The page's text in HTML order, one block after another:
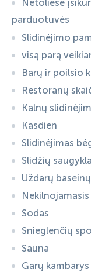
Netoliese
parduotuvės
Slidinėjimo
visą parą
Barų ir poilsio
Restoranų
Kalnų
Kasdien
Slidinėjimas
Slidžių saugykla
Uždarų
Sodas
Snieglenčių
Sauna
Garų kambarys